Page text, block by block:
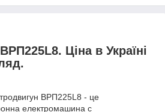
Ціна в Україні
ВРП225L8 - це
електромашина c